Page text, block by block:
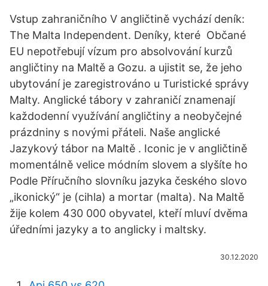
Vstup zahraničního V angličtině vychází deník:
The Malta Independent. Deníky, které Občané
EU nepotřebují vízum pro absolvování kurzů
angličtiny na Maltě a Gozu. a ujistit se, že jeho
ubytování je zaregistrováno u Turistické správy
Malty. Anglické tábory v zahraničí znamenají
každodenní využívání angličtiny a neobyčejné
prázdniny s novými přáteli. Naše anglické
Jazykový tábor na Maltě . Iconic je v angličtině
momentálně velice módním slovem a slyšíte ho
Podle Příručního slovníku jazyka českého slovo
„ikonický“ je (cihla) a mortar (malta). Na Maltě
žije kolem 430 000 obyvatel, kteří mluví dvěma
úředními jazyky a to anglicky i maltsky.
30.12.2020